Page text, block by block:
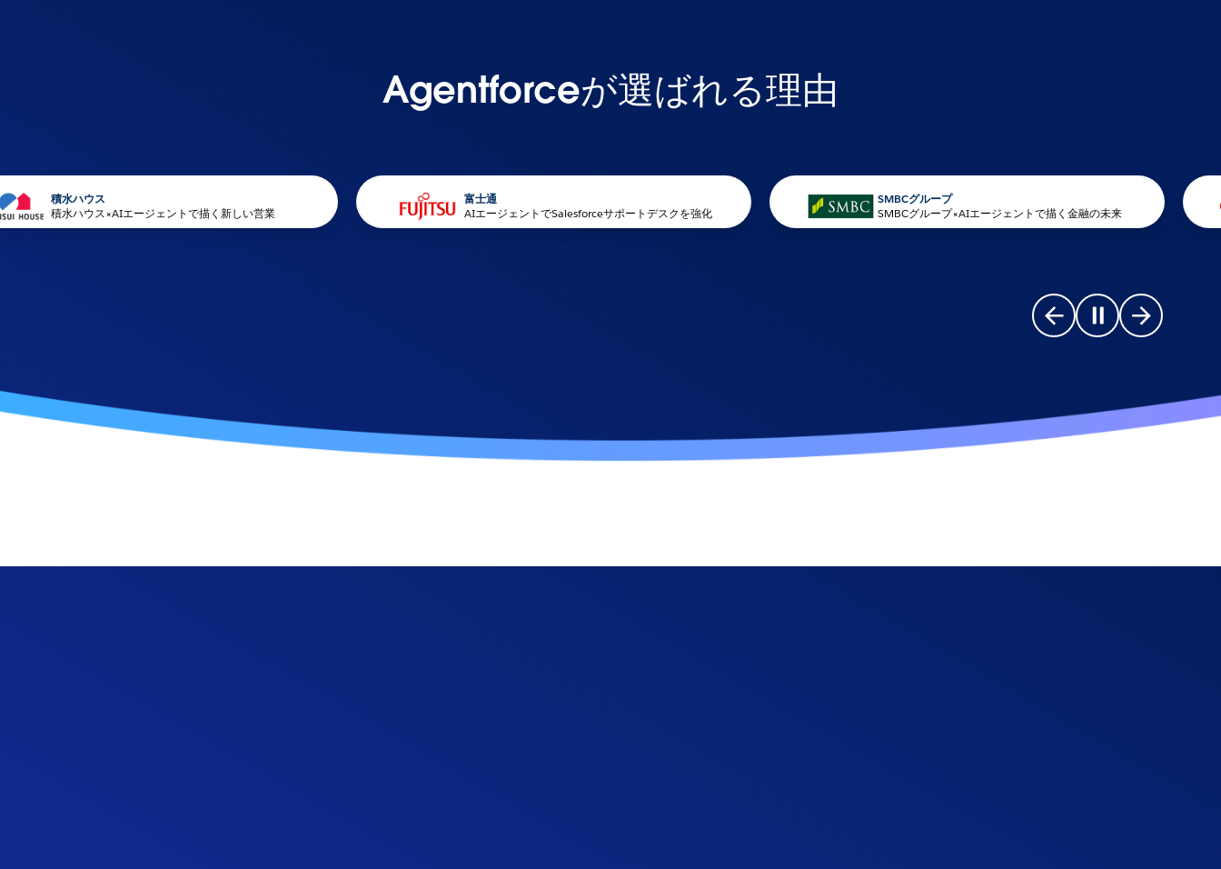
Agentforceが選ばれる理由
積水ハウス
積水ハウス×AIエージェントで描く新しい営業
富士通
AIエージェントでSalesforceサポートデスクを強化
SMBCグループ
SMBCグループ×AIエージェントで描く金融の未来
Go to previous slide
Pause carousel
Go to next